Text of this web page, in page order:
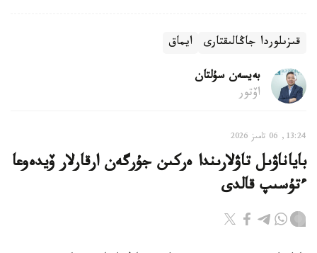
قىزىلوردا جاڭالىقتارى ايماق
بەيسەن سۇلتان
اۆتور
13:24, 06 تامىز 2026
باياناۋىل تاۋلارىندا ەركىن جۇرگەن ارقارلار ۆيدەوعا
ءتۇسىپ قالدى